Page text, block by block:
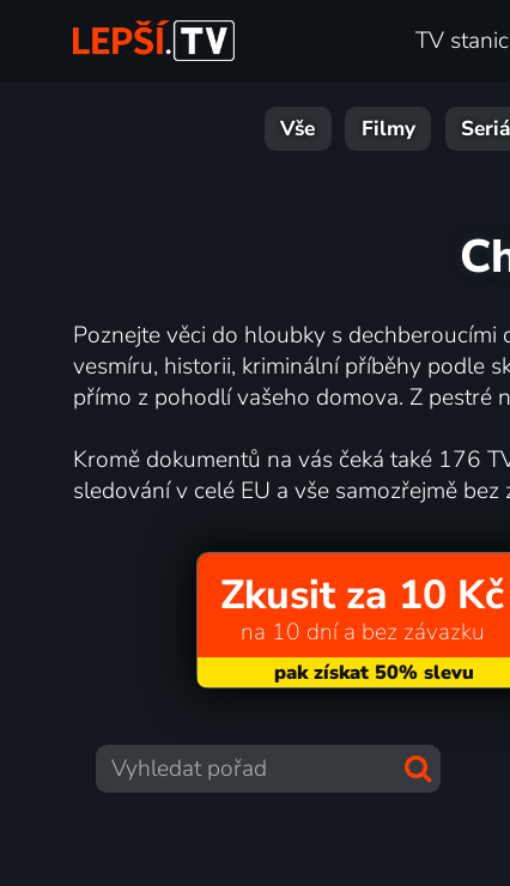
TV
Vše Filmy
Poznejte věci do hloubky s
vesmíru, historii, kriminální příběhy podle
přímo z pohodlí vašeho domova. Z pestré
Kromě dokumentů na vás čeká také 176
sledování v celé EU a vše samozřejmě bez
Zkusit za 10 Kč
na 10 dní a bez závazku